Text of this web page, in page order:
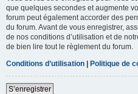
que quelques secondes et augmente
forum peut également accorder des
du forum. Avant de vous enregistrer,
de nos conditions d’utilisation et de
de bien lire tout le règlement du forum.
Conditions d’utilisation | Politique de
S’enregistrer